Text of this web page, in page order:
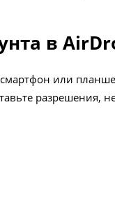
в
или
разрешения,